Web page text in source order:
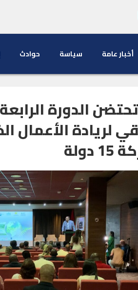
أخبار عامة سياسة حوادث
الدورة
لريادة الأعمال